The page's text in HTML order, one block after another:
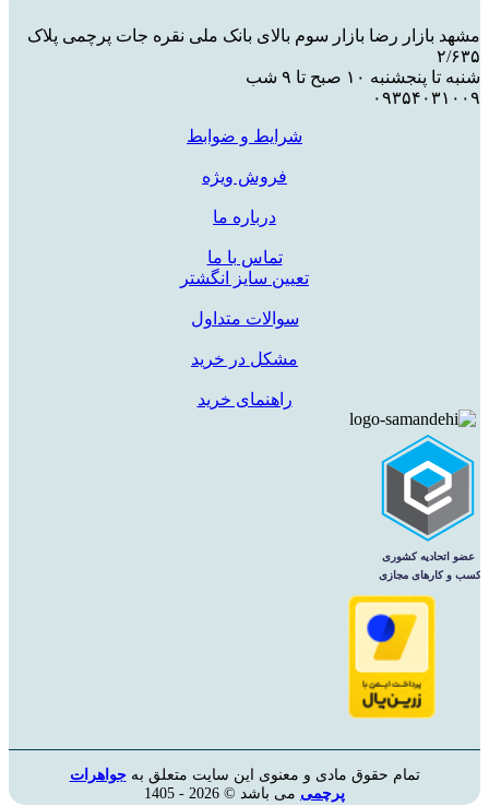
مشهد بازار رضا بازار سوم بالای بانک ملی نقره جات پرچمی پلاک
۲/۶۳۵
شنبه تا پنجشنبه ۱۰ صبح تا ۹ شب
۰۹۳۵۴۰۳۱۰۰۹
شرایط و ضوابط
فروش ویژه
درباره ما
تماس با ما
تعیین سایز انگشتر
سوالات متداول
مشکل در خرید
راهنمای خرید
تمام حقوق مادی و معنوی این سایت متعلق بهجواهرات
پرچمی می باشد © 2026 - 1405